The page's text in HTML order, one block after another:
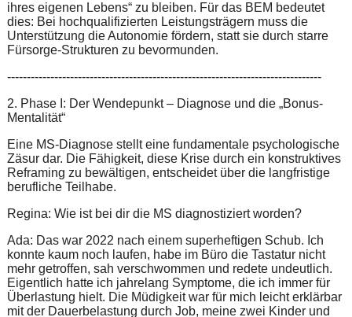
ihres eigenen Lebens“ zu bleiben. Für das BEM bedeutet
dies: Bei hochqualifizierten Leistungsträgern muss die
Unterstützung die Autonomie fördern, statt sie durch starre
Fürsorge-Strukturen zu bevormunden.
--------------------------------------------------------------------------------
2. Phase I: Der Wendepunkt – Diagnose und die „Bonus-
Mentalität“
Eine MS-Diagnose stellt eine fundamentale psychologische
Zäsur dar. Die Fähigkeit, diese Krise durch ein konstruktives
Reframing zu bewältigen, entscheidet über die langfristige
berufliche Teilhabe.
Regina: Wie ist bei dir die MS diagnostiziert worden?
Ada: Das war 2022 nach einem superheftigen Schub. Ich
konnte kaum noch laufen, habe im Büro die Tastatur nicht
mehr getroffen, sah verschwommen und redete undeutlich.
Eigentlich hatte ich jahrelang Symptome, die ich immer für
Überlastung hielt. Die Müdigkeit war für mich leicht erklärbar
mit der Dauerbelastung durch Job, meine zwei Kinder und